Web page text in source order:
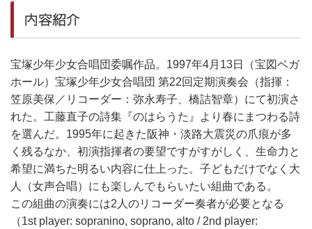
内容紹介
宝塚少年少女合唱団委嘱作品。1997年4月13日（宝図ベガ
ホール）宝塚少年少女合唱団 第22回定期演奏会（指揮：
笠原美保／リコーダー：弥永寿子、橋詰智章）にて初演さ
れた。工藤直子の詩集『のはらうた』より春にまつわる詩
を選んだ。1995年に起きた阪神・淡路大震災の爪痕が多
く残るなか、初演指揮者の要望ですがすがしく、生命力と
希望に満ちた明るい内容に仕上った。子どもだけでなく大
人（女声合唱）にも楽しんでもらいたい組曲である。
この組曲の演奏には2人のリコーダー奏者が必要となる
（1st player: sopranino, soprano, alto / 2nd player: